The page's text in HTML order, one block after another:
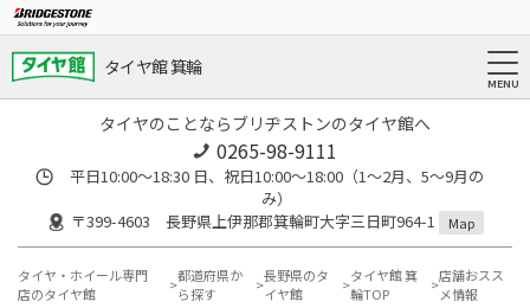
タイヤ館 箕輪
タイヤのことならブリヂストンのタイヤ館へ
0265-98-9111
平日10:00～18:30 日、祝日10:00～18:00（1～2月、5～9月の
み）
〒399-4603 長野県上伊那郡箕輪町大字三日町964-1
Map
タイヤ・ホイール専門
店のタイヤ館
都道府県か
ら探す
長野県のタ
イヤ館
タイヤ館 箕
輪TOP
店舗おスス
メ情報